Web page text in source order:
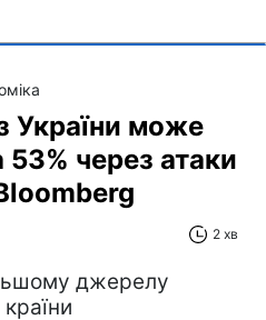
України може
53% через атаки
2 хв
джерелу